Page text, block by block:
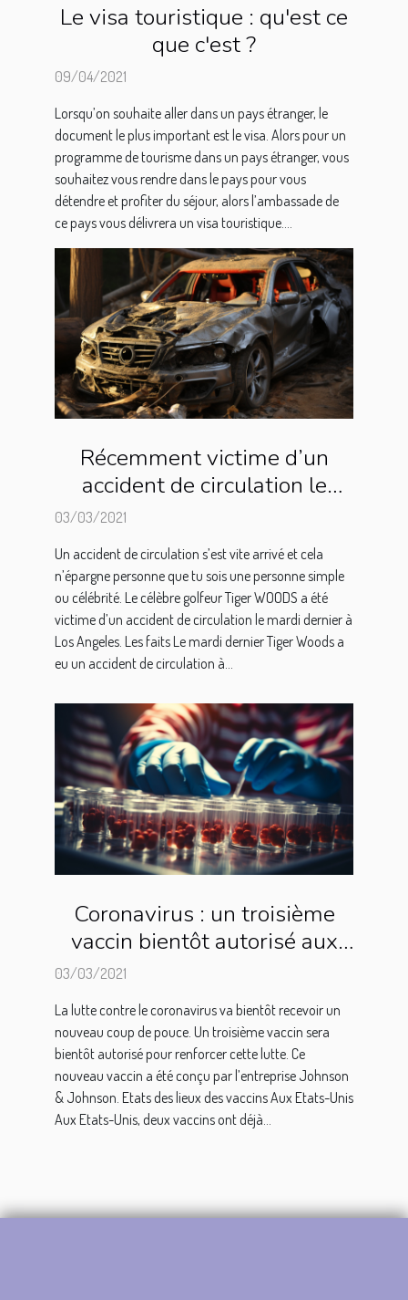
Le visa touristique : qu'est ce
que c'est ?
09/04/2021
Lorsqu’on souhaite aller dans un pays étranger, le
document le plus important est le visa. Alors pour un
programme de tourisme dans un pays étranger, vous
souhaitez vous rendre dans le pays pour vous
détendre et profiter du séjour, alors l’ambassade de
ce pays vous délivrera un visa touristique....
Récemment victime d’un
accident de circulation le
Tiger WOODS opéré avec
succès.
03/03/2021
Un accident de circulation s’est vite arrivé et cela
n’épargne personne que tu sois une personne simple
ou célébrité. Le célèbre golfeur Tiger WOODS a été
victime d’un accident de circulation le mardi dernier à
Los Angeles. Les faits Le mardi dernier Tiger Woods a
eu un accident de circulation à...
Coronavirus : un troisième
vaccin bientôt autorisé aux
03/03/2021
La lutte contre le coronavirus va bientôt recevoir un
nouveau coup de pouce. Un troisième vaccin sera
bientôt autorisé pour renforcer cette lutte. Ce
nouveau vaccin a été conçu par l’entreprise Johnson
& Johnson. Etats des lieux des vaccins Aux Etats-Unis
Aux Etats-Unis, deux vaccins ont déjà...